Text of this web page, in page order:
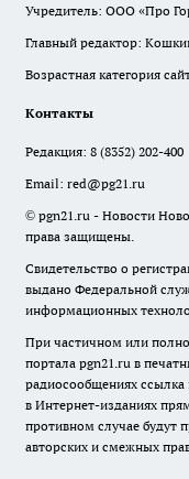
Учредитель: ООО «Про
Главный редактор:
Возрастная категория
Контакты
Редакция: 8 (8352) 202-400
Email: red@pg21.ru
© pgn21.ru - Новости
права защищены.
Свидетельство о
выдано Федеральной
информационных
При частичном или
портала pgn21.ru в
радиосообщениях ссылка
в Интернет-изданиях
противном случае будут
авторских и смежных